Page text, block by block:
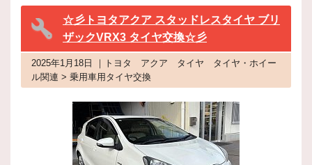
☆彡トヨタアクア スタッドレスタイヤ ブリ
ザックVRX3 タイヤ交換☆彡
2025年1月18日 ｜トヨタ アクア タイヤ タイヤ・ホイー
ル関連 > 乗用車用タイヤ交換